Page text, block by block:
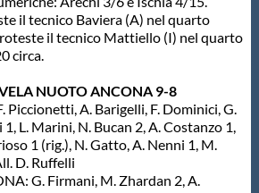
il tecnico Baviera (A) nel quarto
il tecnico Mattiello (I) nel quarto
circa.
NUOTO ANCONA 9-8
Piccionetti, A. Barigelli, F. Dominici, G.
L. Marini, N. Bucan 2, A. Costanzo 1,
1 (rig.), N. Gatto, A. Nenni 1, M.
D. Ruffelli
G. Firmani, M. Zhardan 2, A.